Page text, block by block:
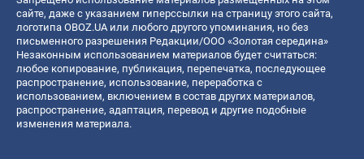
сайте, даже с указанием гиперссылки на страницу этого сайта,
логотипа OBOZ.UA или любого другого упоминания, но без
письменного разрешения Редакции/ООО «Золотая середина»
Незаконным использованием материалов будет считаться:
любое копирование, публикация, перепечатка, последующее
распространение, использование, переработка с
использованием, включением в состав других материалов,
распространение, адаптация, перевод и другие подобные
изменения материала.